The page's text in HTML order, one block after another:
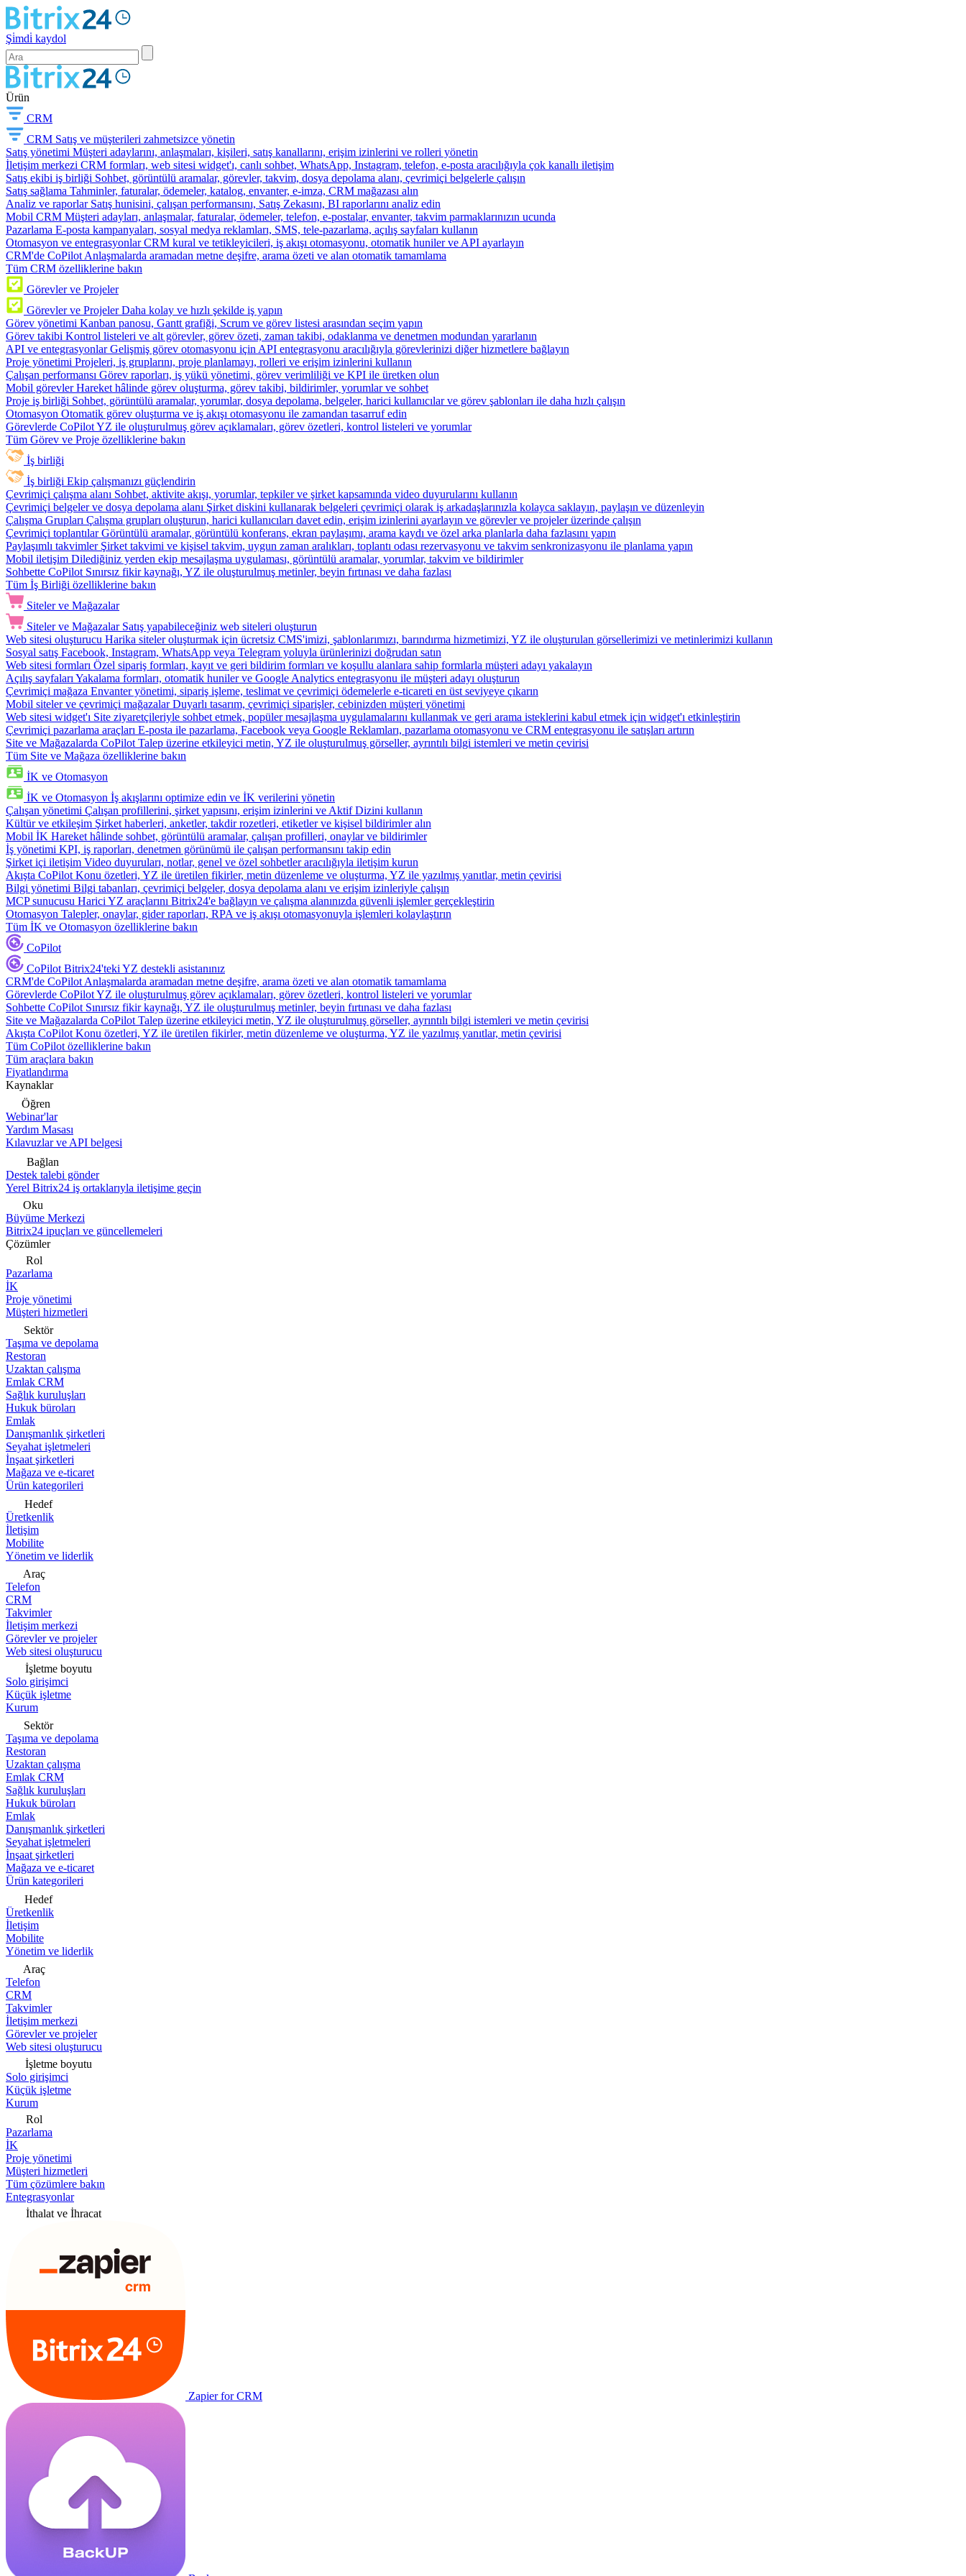
Şi̇mdi̇ kaydol
Ürün
CRM
CRM Satış ve müşterileri zahmetsizce yönetin
Satış yönetimi Müşteri adaylarını, anlaşmaları, kişileri, satış kanallarını, erişim izinlerini ve rolleri yönetin
İletişim merkezi CRM formları, web sitesi widget'ı, canlı sohbet, WhatsApp, Instagram, telefon, e-posta aracılığıyla çok kanallı iletişim
Satış ekibi iş birliği Sohbet, görüntülü aramalar, görevler, takvim, dosya depolama alanı, çevrimiçi belgelerle çalışın
Satış sağlama Tahminler, faturalar, ödemeler, katalog, envanter, e-imza, CRM mağazası alın
Analiz ve raporlar Satış hunisini, çalışan performansını, Satış Zekasını, BI raporlarını analiz edin
Mobil CRM Müşteri adayları, anlaşmalar, faturalar, ödemeler, telefon, e-postalar, envanter, takvim parmaklarınızın ucunda
Pazarlama E-posta kampanyaları, sosyal medya reklamları, SMS, tele-pazarlama, açılış sayfaları kullanın
Otomasyon ve entegrasyonlar CRM kural ve tetikleyicileri, iş akışı otomasyonu, otomatik huniler ve API ayarlayın
CRM'de CoPilot Anlaşmalarda aramadan metne deşifre, arama özeti ve alan otomatik tamamlama
Tüm CRM özelliklerine bakın
Görevler ve Projeler
Görevler ve Projeler Daha kolay ve hızlı şekilde iş yapın
Görev yönetimi Kanban panosu, Gantt grafiği, Scrum ve görev listesi arasından seçim yapın
Görev takibi Kontrol listeleri ve alt görevler, görev özeti, zaman takibi, odaklanma ve denetmen modundan yararlanın
API ve entegrasyonlar Gelişmiş görev otomasyonu için API entegrasyonu aracılığıyla görevlerinizi diğer hizmetlere bağlayın
Proje yönetimi Projeleri, iş gruplarını, proje planlamayı, rolleri ve erişim izinlerini kullanın
Çalışan performansı Görev raporları, iş yükü yönetimi, görev verimliliği ve KPI ile üretken olun
Mobil görevler Hareket hâlinde görev oluşturma, görev takibi, bildirimler, yorumlar ve sohbet
Proje iş birliği Sohbet, görüntülü aramalar, yorumlar, dosya depolama, belgeler, harici kullanıcılar ve görev şablonları ile daha hızlı çalışın
Otomasyon Otomatik görev oluşturma ve iş akışı otomasyonu ile zamandan tasarruf edin
Görevlerde CoPilotYZ ile oluşturulmuş görev açıklamaları, görev özetleri, kontrol listeleri ve yorumlar
Tüm Görev ve Proje özelliklerine bakın
İş birliği
İş birliği Ekip çalışmanızı güçlendirin
Çevrimiçi çalışma alanı Sohbet, aktivite akışı, yorumlar, tepkiler ve şirket kapsamında video duyurularını kullanın
Çevrimiçi belgeler ve dosya depolama alanı Şirket diskini kullanarak belgeleri çevrimiçi olarak iş arkadaşlarınızla kolayca saklayın, paylaşın ve düzenleyin
Çalışma Grupları Çalışma grupları oluşturun, harici kullanıcıları davet edin, erişim izinlerini ayarlayın ve görevler ve projeler üzerinde çalışın
Çevrimiçi toplantılar Görüntülü aramalar, görüntülü konferans, ekran paylaşımı, arama kaydı ve özel arka planlarla daha fazlasını yapın
Paylaşımlı takvimler Şirket takvimi ve kişisel takvim, uygun zaman aralıkları, toplantı odası rezervasyonu ve takvim senkronizasyonu ile planlama yapın
Mobil iletişim Dilediğiniz yerden ekip mesajlaşma uygulaması, görüntülü aramalar, yorumlar, takvim ve bildirimler
Sohbette CoPilot Sınırsız fikir kaynağı, YZ ile oluşturulmuş metinler, beyin fırtınası ve daha fazlası
Tüm İş Birliği özelliklerine bakın
Siteler ve Mağazalar
Siteler ve Mağazalar Satış yapabileceğiniz web siteleri oluşturun
Web sitesi oluşturucu Harika siteler oluşturmak için ücretsiz CMS'imizi, şablonlarımızı, barındırma hizmetimizi, YZ ile oluşturulan görsellerimizi ve metinlerimizi kullanın
Sosyal satış Facebook, Instagram, WhatsApp veya Telegram yoluyla ürünlerinizi doğrudan satın
Web sitesi formları Özel sipariş formları, kayıt ve geri bildirim formları ve koşullu alanlara sahip formlarla müşteri adayı yakalayın
Açılış sayfaları Yakalama formları, otomatik huniler ve Google Analytics entegrasyonu ile müşteri adayı oluşturun
Çevrimiçi mağaza Envanter yönetimi, sipariş işleme, teslimat ve çevrimiçi ödemelerle e-ticareti en üst seviyeye çıkarın
Mobil siteler ve çevrimiçi mağazalar Duyarlı tasarım, çevrimiçi siparişler, cebinizden müşteri yönetimi
Web sitesi widget'ı Site ziyaretçileriyle sohbet etmek, popüler mesajlaşma uygulamalarını kullanmak ve geri arama isteklerini kabul etmek için widget'ı etkinleştirin
Çevrimiçi pazarlama araçları E-posta ile pazarlama, Facebook veya Google Reklamları, pazarlama otomasyonu ve CRM entegrasyonu ile satışları artırın
Site ve Mağazalarda CoPilot Talep üzerine etkileyici metin, YZ ile oluşturulmuş görseller, ayrıntılı bilgi istemleri ve metin çevirisi
Tüm Site ve Mağaza özelliklerine bakın
İK ve Otomasyon
İK ve Otomasyon İş akışlarını optimize edin ve İK verilerini yönetin
Çalışan yönetimi Çalışan profillerini, şirket yapısını, erişim izinlerini ve Aktif Dizini kullanın
Kültür ve etkileşim Şirket haberleri, anketler, takdir rozetleri, etiketler ve kişisel bildirimler alın
Mobil İK Hareket hâlinde sohbet, görüntülü aramalar, çalışan profilleri, onaylar ve bildirimler
İş yönetimi KPI, iş raporları, denetmen görünümü ile çalışan performansını takip edin
Şirket içi iletişim Video duyuruları, notlar, genel ve özel sohbetler aracılığıyla iletişim kurun
Akışta CoPilot Konu özetleri, YZ ile üretilen fikirler, metin düzenleme ve oluşturma, YZ ile yazılmış yanıtlar, metin çevirisi
Bilgi yönetimi Bilgi tabanları, çevrimiçi belgeler, dosya depolama alanı ve erişim izinleriyle çalışın
MCP sunucusu Harici YZ araçlarını Bitrix24'e bağlayın ve çalışma alanınızda güvenli işlemler gerçekleştirin
Otomasyon Talepler, onaylar, gider raporları, RPA ve iş akışı otomasyonuyla işlemleri kolaylaştırın
Tüm İK ve Otomasyon özelliklerine bakın
CoPilot
CoPilot Bitrix24'teki YZ destekli asistanınız
CRM'de CoPilot Anlaşmalarda aramadan metne deşifre, arama özeti ve alan otomatik tamamlama
Görevlerde CoPilotYZ ile oluşturulmuş görev açıklamaları, görev özetleri, kontrol listeleri ve yorumlar
Sohbette CoPilot Sınırsız fikir kaynağı, YZ ile oluşturulmuş metinler, beyin fırtınası ve daha fazlası
Site ve Mağazalarda CoPilot Talep üzerine etkileyici metin, YZ ile oluşturulmuş görseller, ayrıntılı bilgi istemleri ve metin çevirisi
Akışta CoPilot Konu özetleri, YZ ile üretilen fikirler, metin düzenleme ve oluşturma, YZ ile yazılmış yanıtlar, metin çevirisi
Tüm CoPilot özelliklerine bakın
Tüm araçlara bakın
Fiyatlandırma
Kaynaklar
Öğren
Webinar'lar
Yardım Masası
Kılavuzlar ve API belgesi
Bağlan
Destek talebi gönder
Yerel Bitrix24 iş ortaklarıyla iletişime geçin
Oku
Büyüme Merkezi
Bitrix24 ipuçları ve güncellemeleri
Çözümler
Rol
Pazarlama
İK
Proje yönetimi
Müşteri hizmetleri
Sektör
Taşıma ve depolama
Restoran
Uzaktan çalışma
Emlak CRM
Sağlık kuruluşları
Hukuk büroları
Emlak
Danışmanlık şirketleri
Seyahat işletmeleri
İnşaat şirketleri
Mağaza ve e-ticaret
Ürün kategorileri
Hedef
Üretkenlik
İletişim
Mobilite
Yönetim ve liderlik
Araç
Telefon
CRM
Takvimler
İletişim merkezi
Görevler ve projeler
Web sitesi oluşturucu
İşletme boyutu
Solo girişimci
Küçük işletme
Kurum
Sektör
Taşıma ve depolama
Restoran
Uzaktan çalışma
Emlak CRM
Sağlık kuruluşları
Hukuk büroları
Emlak
Danışmanlık şirketleri
Seyahat işletmeleri
İnşaat şirketleri
Mağaza ve e-ticaret
Ürün kategorileri
Hedef
Üretkenlik
İletişim
Mobilite
Yönetim ve liderlik
Araç
Telefon
CRM
Takvimler
İletişim merkezi
Görevler ve projeler
Web sitesi oluşturucu
İşletme boyutu
Solo girişimci
Küçük işletme
Kurum
Rol
Pazarlama
İK
Proje yönetimi
Müşteri hizmetleri
Tüm çözümlere bakın
Entegrasyonlar
İthalat ve İhracat
Zapier for CRM